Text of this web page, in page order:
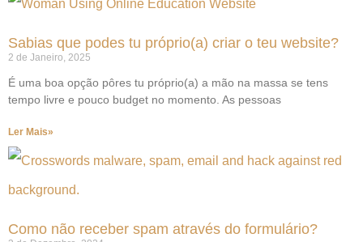
Sabias que podes tu próprio(a) criar o teu website?
2 de Janeiro, 2025
É uma boa opção pôres tu próprio(a) a mão na massa se tens
tempo livre e pouco budget no momento. As pessoas
Ler Mais»
Como não receber spam através do formulário?